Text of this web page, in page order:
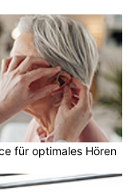
für optimales Hören